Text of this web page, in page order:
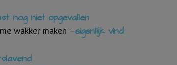
nog niet opgevallen
wakker maken –eigenlijk vind